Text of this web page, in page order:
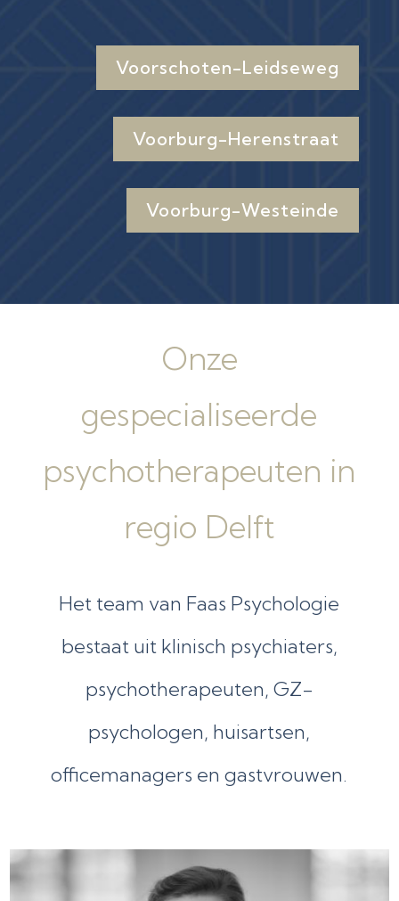
Voorschoten-Leidseweg
Voorburg-Herenstraat
Voorburg-Westeinde
Onze
gespecialiseerde
psychotherapeuten in
regio Delft
Het team van Faas Psychologie
bestaat uit klinisch psychiaters,
psychotherapeuten, GZ-
psychologen, huisartsen,
officemanagers en gastvrouwen.